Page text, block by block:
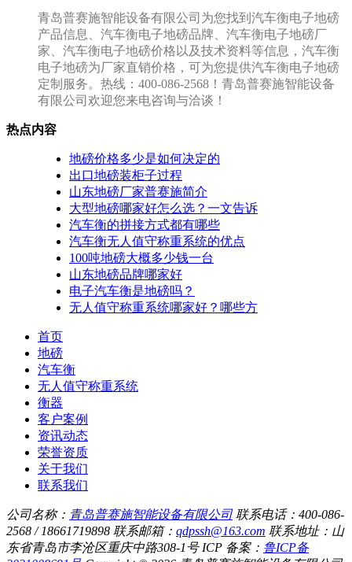
青岛普赛施智能设备有限公司为您找到汽车衡电子地磅
产品信息、汽车衡电子地磅品牌、汽车衡电子地磅厂
家、汽车衡电子地磅价格以及技术资料等信息，汽车衡
电子地磅为厂家直销价格，可为您提供汽车衡电子地磅
定制服务。热线：400-086-2568！青岛普赛施智能设备
有限公司欢迎您来电咨询与洽谈！
热点内容
地磅价格多少是如何决定的
出口地磅装柜子过程
山东地磅厂家普赛施简介
大型地磅哪家好怎么选？一文告诉
汽车衡的拼接方式都有哪些
汽车衡无人值守称重系统的优点
100吨地磅大概多少钱一台
山东地磅品牌哪家好
电子汽车衡是地磅吗？
无人值守称重系统哪家好？哪些方
首页
地磅
汽车衡
无人值守称重系统
衡器
客户案例
资讯动态
荣誉资质
关于我们
联系我们
公司名称： 青岛普赛施智能设备有限公司 联系电话：400-086-
2568 / 18661719898 联系邮箱： qdpssh@163.com 联系地址：山
东省青岛市李沧区重庆中路308-1号 ICP 备案： 鲁ICP备